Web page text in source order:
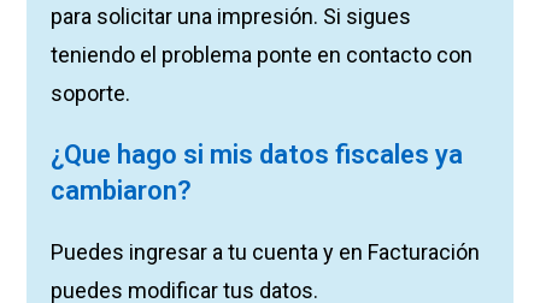
para solicitar una impresión. Si sigues
teniendo el problema ponte en contacto con
soporte.
¿Que hago si mis datos fiscales ya
cambiaron?
Puedes ingresar a tu cuenta y en Facturación
puedes modificar tus datos.